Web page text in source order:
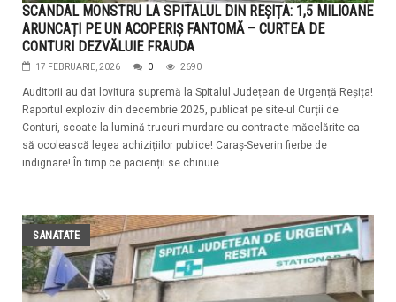
SCANDAL MONSTRU LA SPITALUL DIN REȘIȚA: 1,5 MILIOANE
ARUNCAȚI PE UN ACOPERIȘ FANTOMĂ – CURTEA DE
CONTURI DEZVĂLUIE FRAUDA
17 FEBRUARIE, 2026 0 2690
Auditorii au dat lovitura supremă la Spitalul Județean de Urgență Reșița!
Raportul exploziv din decembrie 2025, publicat pe site-ul Curții de
Conturi, scoate la lumină trucuri murdare cu contracte măcelărite ca
să ocolească legea achizițiilor publice! Caraș-Severin fierbe de
indignare! În timp ce pacienții se chinuie
SANATATE